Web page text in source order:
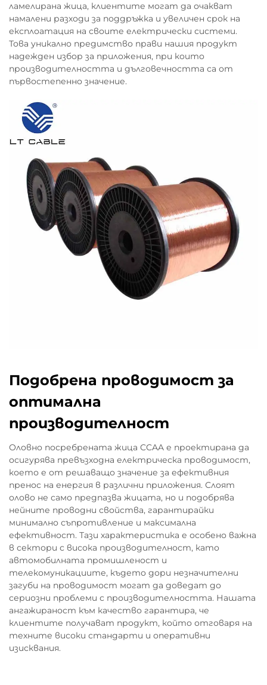
ламелирана жица, клиентите могат да очакват
намалени разходи за поддръжка и увеличен срок на
експлоатация на своите електрически системи.
Това уникално предимство прави нашия продукт
надежден избор за приложения, при които
производителността и дълговечността са от
първостепенно значение.
Подобрена проводимост за
оптимална
производителност
Оловно посребрената жица CCAA е проектирана да
осигурява превъзходна електрическа проводимост,
което е от решаващо значение за ефективния
пренос на енергия в различни приложения. Слоят
олово не само предпазва жицата, но и подобрява
нейните проводни свойства, гарантирайки
минимално съпротивление и максимална
ефективност. Тази характеристика е особено важна
в сектори с висока производителност, като
автомобилната промишленост и
телекомуникациите, където дори незначителни
загуби на проводимост могат да доведат до
сериозни проблеми с производителността. Нашата
ангажираност към качество гарантира, че
клиентите получават продукт, който отговаря на
техните високи стандарти и оперативни
изисквания.